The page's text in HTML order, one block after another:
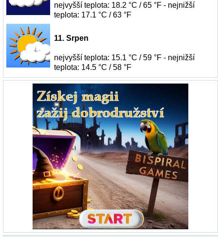
nejvyšší teplota: 18.2 °C / 65 °F - nejnižší
teplota: 17.1 °C / 63 °F
11. Srpen
nejvyšší teplota: 15.1 °C / 59 °F - nejnižší
teplota: 14.5 °C / 58 °F